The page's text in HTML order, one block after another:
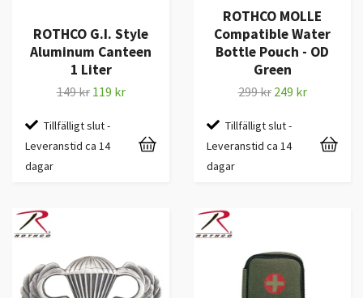
ROTHCO G.I. Style
Aluminum Canteen
1 Liter
149 kr 119 kr
Tillfälligt slut -
Leveranstid ca 14
dagar
ROTHCO MOLLE
Compatible Water
Bottle Pouch - OD
Green
299 kr 249 kr
Tillfälligt slut -
Leveranstid ca 14
dagar